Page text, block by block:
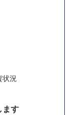
状況
ます